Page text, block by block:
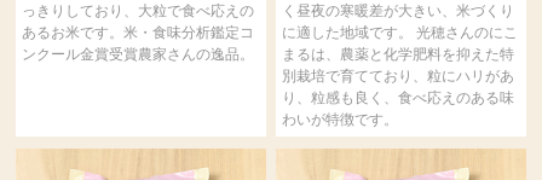
っきりしており、大粒で食べ応えの
あるお米です。米・食味分析鑑定コ
ンクール金賞受賞農家さんの逸品。
く昼夜の寒暖差が大きい、米づくり
に適した地域です。 光穂さんのにこ
まるは、農薬と化学肥料を抑えた特
別栽培で育てており、粒にハリがあ
り、粒感も良く、食べ応えのある味
わいが特徴です。